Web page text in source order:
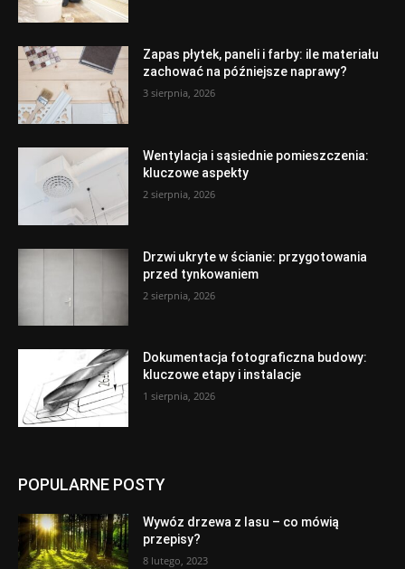
Zapas płytek, paneli i farby: ile materiału
zachować na późniejsze naprawy?
3 sierpnia, 2026
Wentylacja i sąsiednie pomieszczenia:
kluczowe aspekty
2 sierpnia, 2026
Drzwi ukryte w ścianie: przygotowania
przed tynkowaniem
2 sierpnia, 2026
Dokumentacja fotograficzna budowy:
kluczowe etapy i instalacje
1 sierpnia, 2026
POPULARNE POSTY
Wywóz drzewa z lasu – co mówią
przepisy?
8 lutego, 2023